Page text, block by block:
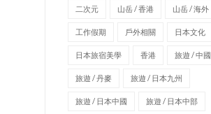
二次元 山岳 / 香港 山岳 / 海外
工作假期 戶外相關 日本文化
日本旅宿美學 香港 旅遊 / 中國
旅遊 / 丹麥 旅遊 / 日本九州
旅遊 / 日本中國 旅遊 / 日本中部